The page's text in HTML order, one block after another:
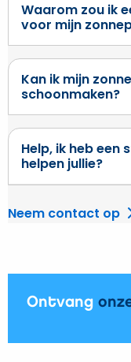
Waarom zou ik
voor mijn
Kan ik mijn
schoonmaken?
Help, ik heb een
helpen jullie?
Neem contact op
Ontvang